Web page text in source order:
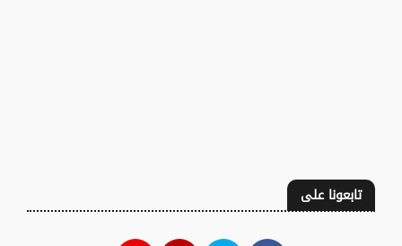
تابعونا على